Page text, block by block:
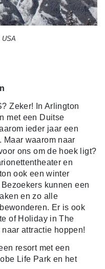
Zeker! In Arlington
met een Duitse
ieder jaar een
Maar waarom naar
ons om de hoek ligt?
en
ook een winter
kunnen een
en zo alle
Er is ook
of Holiday in The
attractie hoppen!
resort met een
Life Park en het